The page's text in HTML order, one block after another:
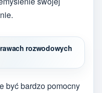
rozwodowych
być bardzo pomocny